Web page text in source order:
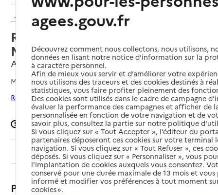
Retour aux résultats de l'annuaire
Résidence autonomie Les
Magnolias
Andrésy, YVELINES
Mis à jour le02/05/2025
Rechercher les établissements autour de Andrésy
Signaler une erreur
Sommaire
Présentation
agees.gouv.fr
Découvrez comment nous collectons, nous utilisons,
données en lisant notre notice d’information sur la
à caractère personnel.
Afin de mieux vous servir et d’améliorer votre
nous utilisons des traceurs et des cookies destinés à
statistiques, vous faire profiter pleinement des
Des cookies sont utilisés dans le cadre de campagne
évaluer la performance des campagnes et afficher de
personnalisée en fonction de votre navigation et de
savoir plus, consultez la partie sur notre politique
Si vous cliquez sur « Tout Accepter », l’éditeur du
partenaires déposeront ces cookies sur votre terminal
navigation. Si vous cliquez sur « Tout Refuser », ces
déposés. Si vous cliquez sur « Personnaliser », vous
l’implantation de cookies auxquels vous consentez.
conservé pour une durée maximale de 13 mois et
informé et modifier vos préférences à tout moment
cookies ».